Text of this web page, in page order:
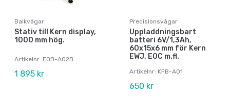
Balkvågar
Stativ till Kern display,
1000 mm hög.
Artikelnr: EOB-A02B
1 895 kr
Precisionsvågar
Uppladdningsbart
batteri 6V/1,3Ah,
60x15x6 mm för Kern
EWJ, EOC m.fl.
Artikelnr: KFB-A01
650 kr